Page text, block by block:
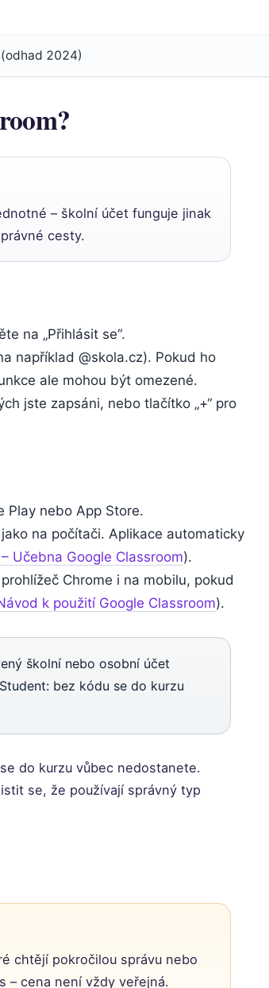
2024)
– školní účet funguje jinak
cesty.
na „Přihlásit se“.
například @skola.cz). Pokud ho
ale mohou být omezené.
jste zapsáni, nebo tlačítko „+“ pro
Play nebo App Store.
na počítači. Aplikace automaticky
Učebna Google Classroom).
Chrome i na mobilu, pokud
k použití Google Classroom).
školní nebo osobní účet
bez kódu se do kurzu
do kurzu vůbec nedostanete.
se, že používají správný typ
chtějí pokročilou správu nebo
– cena není vždy veřejná.